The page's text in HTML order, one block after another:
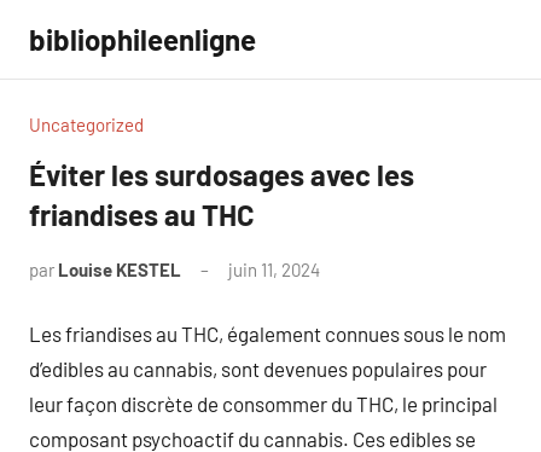
contenu
bibliophileenligne
Uncategorized
Éviter les surdosages avec les
friandises au THC
par Louise KESTEL juin 11, 2024
Les friandises au THC, également connues sous le nom
d’edibles au cannabis, sont devenues populaires pour
leur façon discrète de consommer du THC, le principal
composant psychoactif du cannabis. Ces edibles se